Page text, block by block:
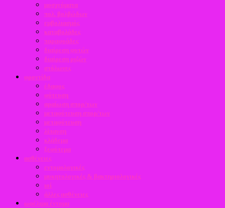
μοσχεύματα
πολ. βολβώδων
εμβολιασμός
καταβολάδες
παραφυάδες
διαίρεση φυτών
διαίρεση ριζών
στόλωνες
φροντίδα
έδαφος
φύτευση
αραίωση σπορ/των
μεταφύτευση σπορ/των
μεταφύτευση
λίπανση
κλάδεμα
ξεφύτεμα
ασθένειες
εντομολογικές
μυκητολογικές & βακτηριολογικές
ιοί
άλλες ασθένειες
ωφέλιμα έντομα